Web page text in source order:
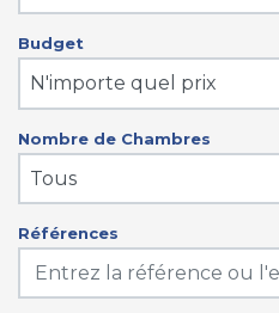
Budget
N'importe quel prix
Nombre de Chambres
Tous
Références